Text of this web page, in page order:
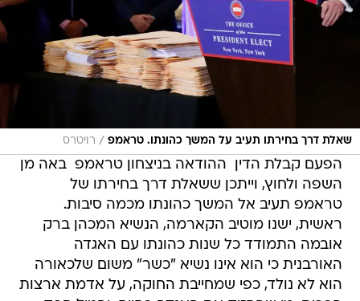
שאלת דרך בחירתו תעיב על המשך כהונתו. טראמפ / רויטרס
הפעם קבלת הדין  ההודאה בניצחון טראמפ  באה מן
השפה ולחוץ, וייתכן ששאלת דרך בחירתו של
טראמפ תעיב אל המשך כהונתו מכמה סיבות.
ראשית, ישנו מוטיב הקארמה, הנשיא המכהן ברק
אובמה התמודד כל שנות כהונתו עם האגדה
האורבנית כי הוא אינו נשיא "כשר" משום שלכאורה
הוא לא נולד, כפי שמחייבת החוקה, על אדמת ארצות